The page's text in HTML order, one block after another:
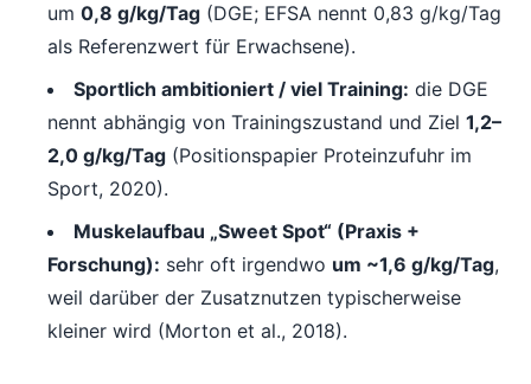
um 0,8 g/kg/Tag (DGE; EFSA nennt 0,83 g/kg/Tag
als Referenzwert für Erwachsene).
Sportlich ambitioniert / viel Training: die DGE
nennt abhängig von Trainingszustand und Ziel 1,2–
2,0 g/kg/Tag (Positionspapier Proteinzufuhr im
Sport, 2020).
Muskelaufbau „Sweet Spot“ (Praxis +
Forschung): sehr oft irgendwo um ~1,6 g/kg/Tag,
weil darüber der Zusatznutzen typischerweise
kleiner wird (Morton et al., 2018).